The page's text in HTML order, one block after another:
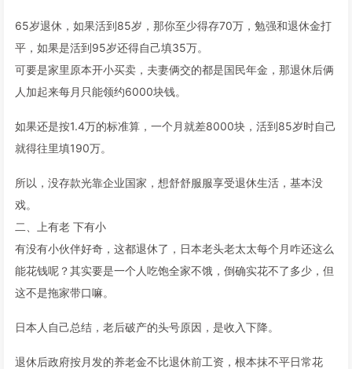
65岁退休，如果活到85岁，那你至少得存70万，勉强和退休金打
平，如果是活到95岁还得自己填35万。
可要是家里原本开小买卖，夫妻俩交的都是国民年金，那退休后俩
人加起来每月只能领约6000块钱。
如果还是按1.4万的标准算，一个月就差8000块，活到85岁时自己
就得往里填190万。
所以，没存款光靠企业国家，想舒舒服服享受退休生活，基本没
戏。
二、上有老 下有小
有没有小伙伴好奇，这都退休了，日本老头老太太每个月咋还这么
能花钱呢？其实要是一个人吃饱全家不饿，倒确实花不了多少，但
这不是拖家带口嘛。
日本人自己总结，老后破产的头号原因，是收入下降。
退休后政府按月发的养老金不比退休前工资，根本抹不平日常花